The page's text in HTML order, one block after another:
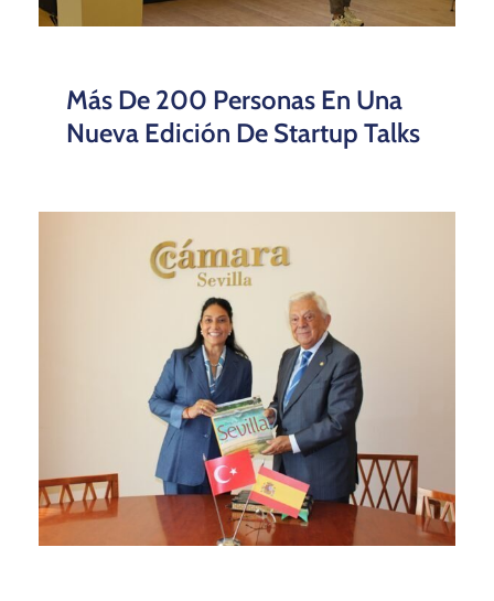
Más De 200 Personas En Una
Nueva Edición De Startup Talks